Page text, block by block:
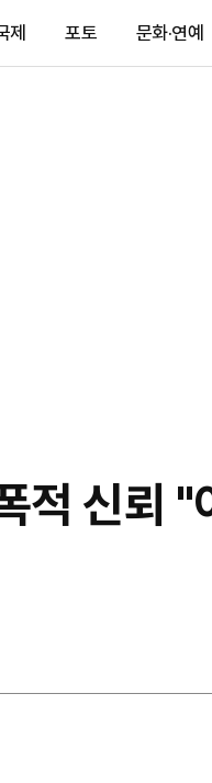
제 포토 문화·연예
적 신뢰 "